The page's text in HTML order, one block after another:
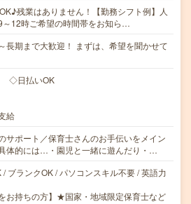
残業はありません！【勤務シフト例】人
～12時ご希望の時間帯をお知ら…
長期まで大歓迎！ まずは、希望を聞かせて
◇日払いOK
給
サポート／保育士さんのお手伝いをメイン
体的には…・園児と一緒に遊んだり・…
/ ブランクOK / パソコンスキル不要 / 英語力
お持ちの方】★国家・地域限定保育士など